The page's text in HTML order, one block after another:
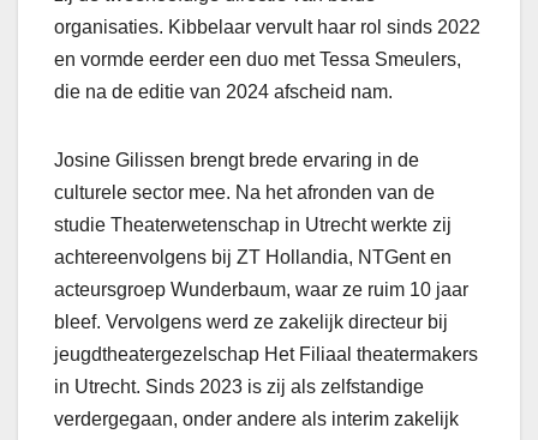
organisaties. Kibbelaar vervult haar rol sinds 2022
en vormde eerder een duo met Tessa Smeulers,
die na de editie van 2024 afscheid nam.
Josine Gilissen brengt brede ervaring in de
culturele sector mee. Na het afronden van de
studie Theaterwetenschap in Utrecht werkte zij
achtereenvolgens bij ZT Hollandia, NTGent en
acteursgroep Wunderbaum, waar ze ruim 10 jaar
bleef. Vervolgens werd ze zakelijk directeur bij
jeugdtheatergezelschap Het Filiaal theatermakers
in Utrecht. Sinds 2023 is zij als zelfstandige
verdergegaan, onder andere als interim zakelijk